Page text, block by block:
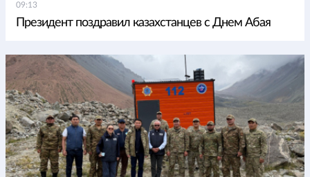
09:13
Президент поздравил казахстанцев с Днем Абая